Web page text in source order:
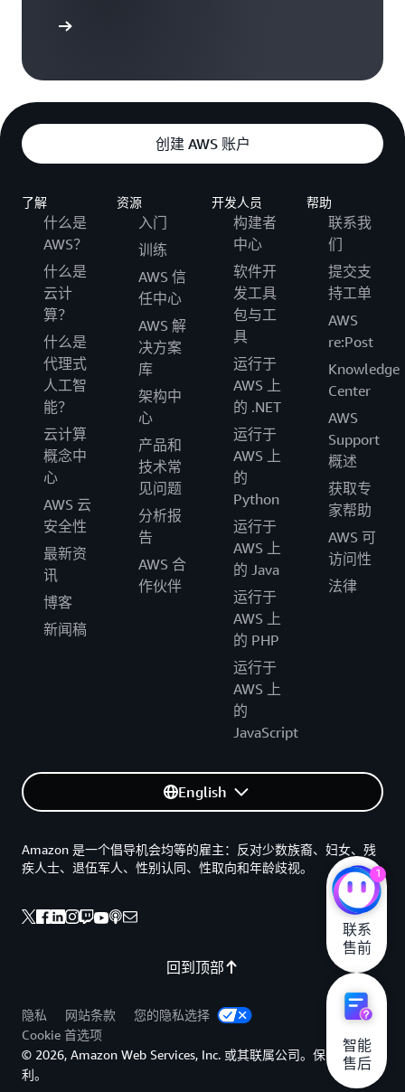
创建 AWS 账户
了解
什么是
AWS？
什么是
云计
算？
什么是
代理式
人工智
能？
云计算
概念中
心
AWS 云
安全性
最新资
讯
博客
新闻稿
资源
入门
训练
AWS 信
任中心
AWS 解
决方案
库
架构中
心
产品和
技术常
见问题
分析报
告
AWS 合
作伙伴
开发人员
构建者
中心
软件开
发工具
包与工
具
运行于
AWS 上
的 .NET
运行于
AWS 上
的
Python
运行于
AWS 上
的 Java
运行于
AWS 上
的 PHP
运行于
AWS 上
的
JavaScript
帮助
联系我
们
提交支
持工单
AWS
re:Post
Knowledge
Center
AWS
Support
概述
获取专
家帮助
AWS 可
访问性
法律
English
回到顶部
Amazon 是一个倡导机会均等的雇主：反对少数族裔、妇女、残
疾人士、退伍军人、性别认同、性取向和年龄歧视。
隐私 网站条款
您的隐私选择
Cookie 首选项
© 2026, Amazon Web Services, Inc. 或其联属公司。保留所有权
利。
1
联系
售前
智能
售后